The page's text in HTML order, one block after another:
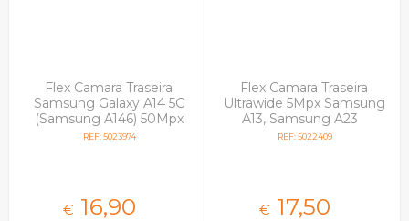
Flex Camara Traseira
Samsung Galaxy A14 5G
(Samsung A146) 50Mpx
Wide
REF: 5023974
€ 16,90
Flex Camara Traseira
Ultrawide 5Mpx Samsung
A13, Samsung A23
REF: 5022409
€ 17,50